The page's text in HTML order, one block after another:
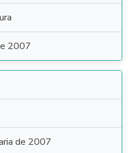
2007
de 2007